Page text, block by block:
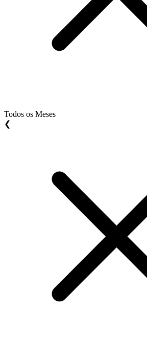
Todos os Meses
❮